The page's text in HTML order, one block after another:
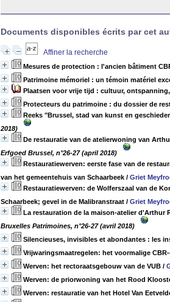
Documents disponibles écrits par cet
Affiner la recherche
Mesures de protection : l'ancien bâtiment
Patrimoine mémoriel : un témoin matériel
Plaatsen voor vrije tijd : cultuur,
Protecteurs du patrimoine : du dossier de
Reeks "Brussel, stad van kunst en
2018)
De restauratie van de atelierwoning van
Erfgoed Brussel, n°26-27 (april 2018)
Restauratiewerven: eerste fase van de
van het gemeentehuis van Schaarbeek / Griet
Restauratiewerven: de Wolferszaal van de
Schaarbeek; gevel in de Malibranstraat / Griet
La restauration de la maison-atelier d'Arthur
Bruxelles Patrimoines, n°26-27 (avril 2018)
Silencieuses, invisibles et abondantes : les
Vrijwaringsmaatregelen: het voormalige
Werven: het rectoraatsgebouw van de VUB /
Werven: de priorwoning van het Rood
Werven: restauratie van het Hotel Van